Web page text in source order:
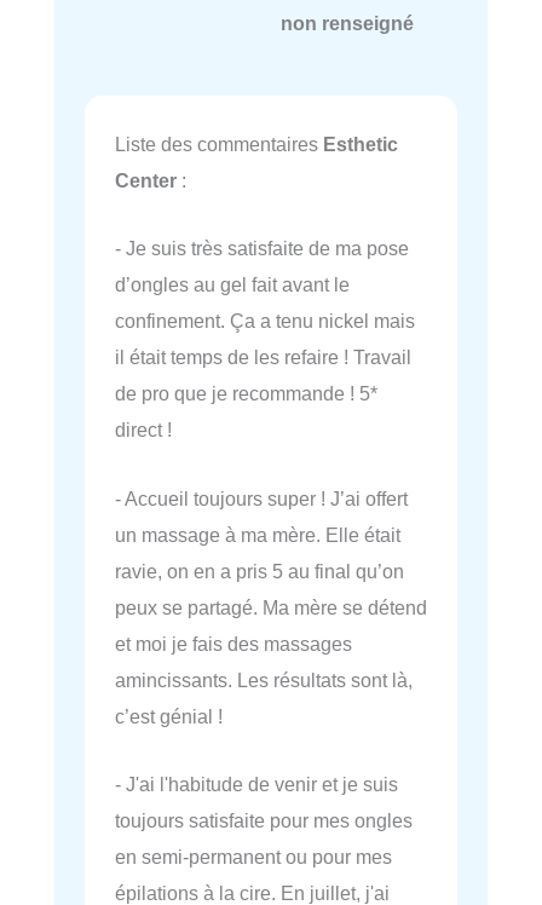
non renseigné
Liste des commentaires Esthetic
Center :
- Je suis très satisfaite de ma pose
d’ongles au gel fait avant le
confinement. Ça a tenu nickel mais
il était temps de les refaire ! Travail
de pro que je recommande ! 5*
direct !
- Accueil toujours super ! J’ai offert
un massage à ma mère. Elle était
ravie, on en a pris 5 au final qu’on
peux se partagé. Ma mère se détend
et moi je fais des massages
amincissants. Les résultats sont là,
c’est génial !
- J'ai l'habitude de venir et je suis
toujours satisfaite pour mes ongles
en semi-permanent ou pour mes
épilations à la cire. En juillet, j'ai